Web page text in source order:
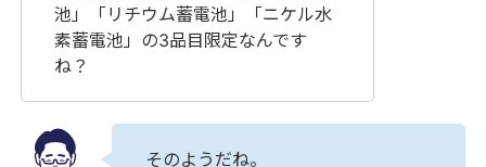
池」「リチウム蓄電池」「ニケル水
素蓄電池」の3品目限定なんです
ね？
そのようだね。